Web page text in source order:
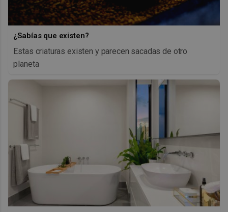
¿Sabías que existen?
Estas criaturas existen y parecen sacadas de otro
planeta